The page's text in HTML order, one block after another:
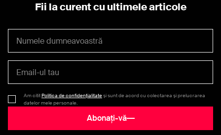
Fii la curent cu ultimele articole
Am cititPolitica de confidențialitateși sunt de acord cu colectarea și prelucrarea
datelor mele personale.
Abonați-vă